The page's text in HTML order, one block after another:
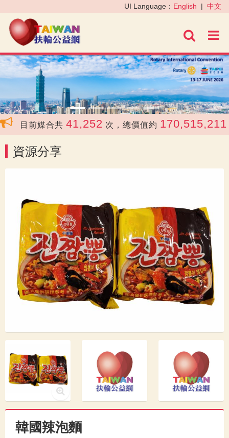
進階
UI Language： English | 中文
‹ ›
目前媒合共 41,252 次，總價值約 170,515,211
資源分享
韓國辣泡麵